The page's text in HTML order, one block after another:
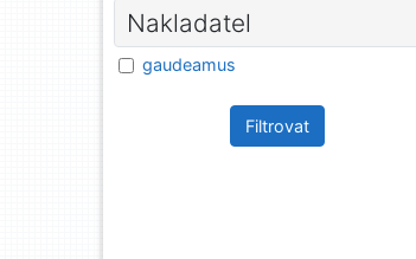
Nakladatel
gaudeamus
Filtrovat